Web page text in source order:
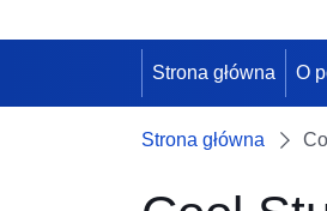
Strona główna O
Strona główna